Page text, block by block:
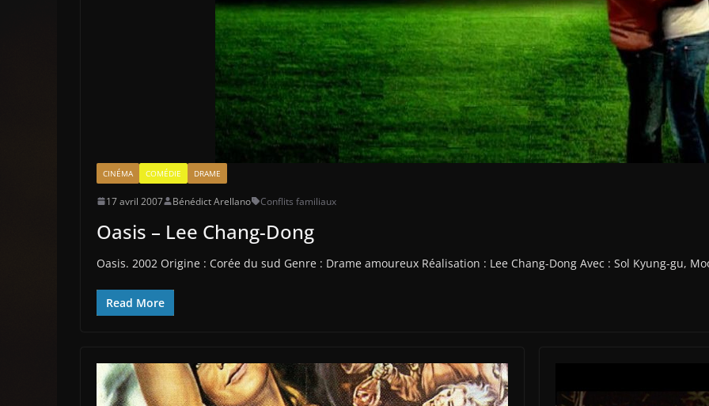
CINÉMA COMÉDIE DRAME
17 avril 2007 Bénédict Arellano Conflits familiaux
Oasis – Lee Chang-Dong
Oasis. 2002 Origine : Corée du sud Genre : Drame amoureux Réalisation : Lee Chang-Dong Avec : Sol Kyung-gu,
Read More